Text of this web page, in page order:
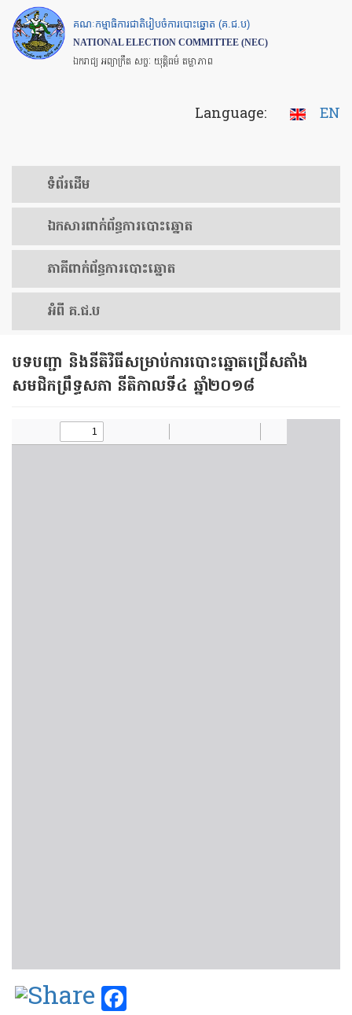
Skip
to
main
គណៈកម្មាធិការជាតិរៀបចំការបោះឆ្នោត (គ.ជ.ប)
NATIONAL ELECTION COMMITTEE (NEC)
ឯករាជ្យ អព្យាក្រឹត សច្ចៈ យុត្តិធម៌ តម្លាភាព
Language: EN
ទំព័រ​ដើម
ឯកសារ​ពាក់ព័ន្ធ​ការ​បោះឆ្នោត
​ភាគីពាក់ព័ន្ធ​​ការ​បោះឆ្នោត
អំពី គ.ជ.ប
បទបញ្ជា និង​នីតិវិធី​សម្រាប់​ការ​បោះ​ឆ្នោត​ជ្រើស​តាំង​
សមជិក​ព្រឹទ្ធសភា នីតិកាលទី​៤ ឆ្នាំ​២០១៨